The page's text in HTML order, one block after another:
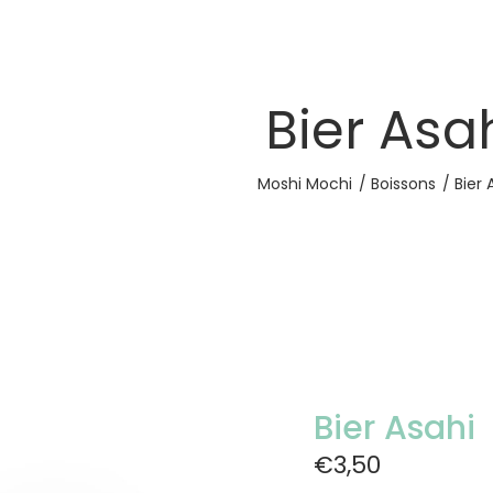
Bier
Moshi Mochi Boissons Bier
Bier Asahi
€3,50